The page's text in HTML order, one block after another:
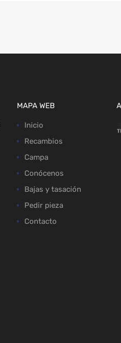
MAPA WEB
Inicio
Recambios
Campa
Conócenos
Bajas y tasación
Pedir pieza
Contacto